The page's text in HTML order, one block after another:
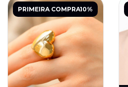
PRIMEIRA COMPRA10%